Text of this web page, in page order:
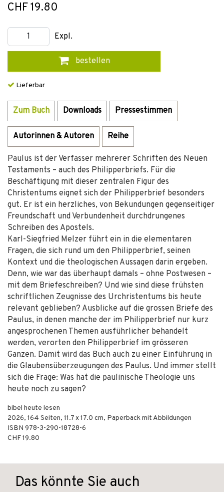
CHF 19.80
Expl.
bestellen
Lieferbar
Zum Buch Downloads Pressestimmen
Autorinnen & Autoren Reihe
Paulus ist der Verfasser mehrerer Schriften des Neuen
Testaments – auch des Philipperbriefs. Für die
Beschäftigung mit dieser zentralen Figur des
Christentums eignet sich der Philipperbrief besonders
gut. Er ist ein herzliches, von Bekundungen gegenseitiger
Freundschaft und Verbundenheit durchdrungenes
Schreiben des Apostels.
Karl-Siegfried Melzer führt ein in die elementaren
Fragen, die sich rund um den Philipperbrief, seinen
Kontext und die theologischen Aussagen darin ergeben.
Denn, wie war das überhaupt damals – ohne Postwesen –
mit dem Briefeschreiben? Und wie sind diese frühsten
schriftlichen Zeugnisse des Urchristentums bis heute
relevant geblieben? Ausblicke auf die grossen Briefe des
Paulus, in denen manche der im Philipperbrief nur kurz
angesprochenen Themen ausführlicher behandelt
werden, verorten den Philipperbrief im grösseren
Ganzen. Damit wird das Buch auch zu einer Einführung in
die Glaubensüberzeugungen des Paulus. Und immer stellt
sich die Frage: Was hat die paulinische Theologie uns
heute noch zu sagen?
bibel heute lesen
2026, 164 Seiten, 11.7 x 17.0 cm, Paperback mit Abbildungen
ISBN 978-3-290-18728-6
CHF 19.80
Das könnte Sie auch